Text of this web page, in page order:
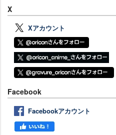
X
Xアカウント
Facebook
Facebookアカウント